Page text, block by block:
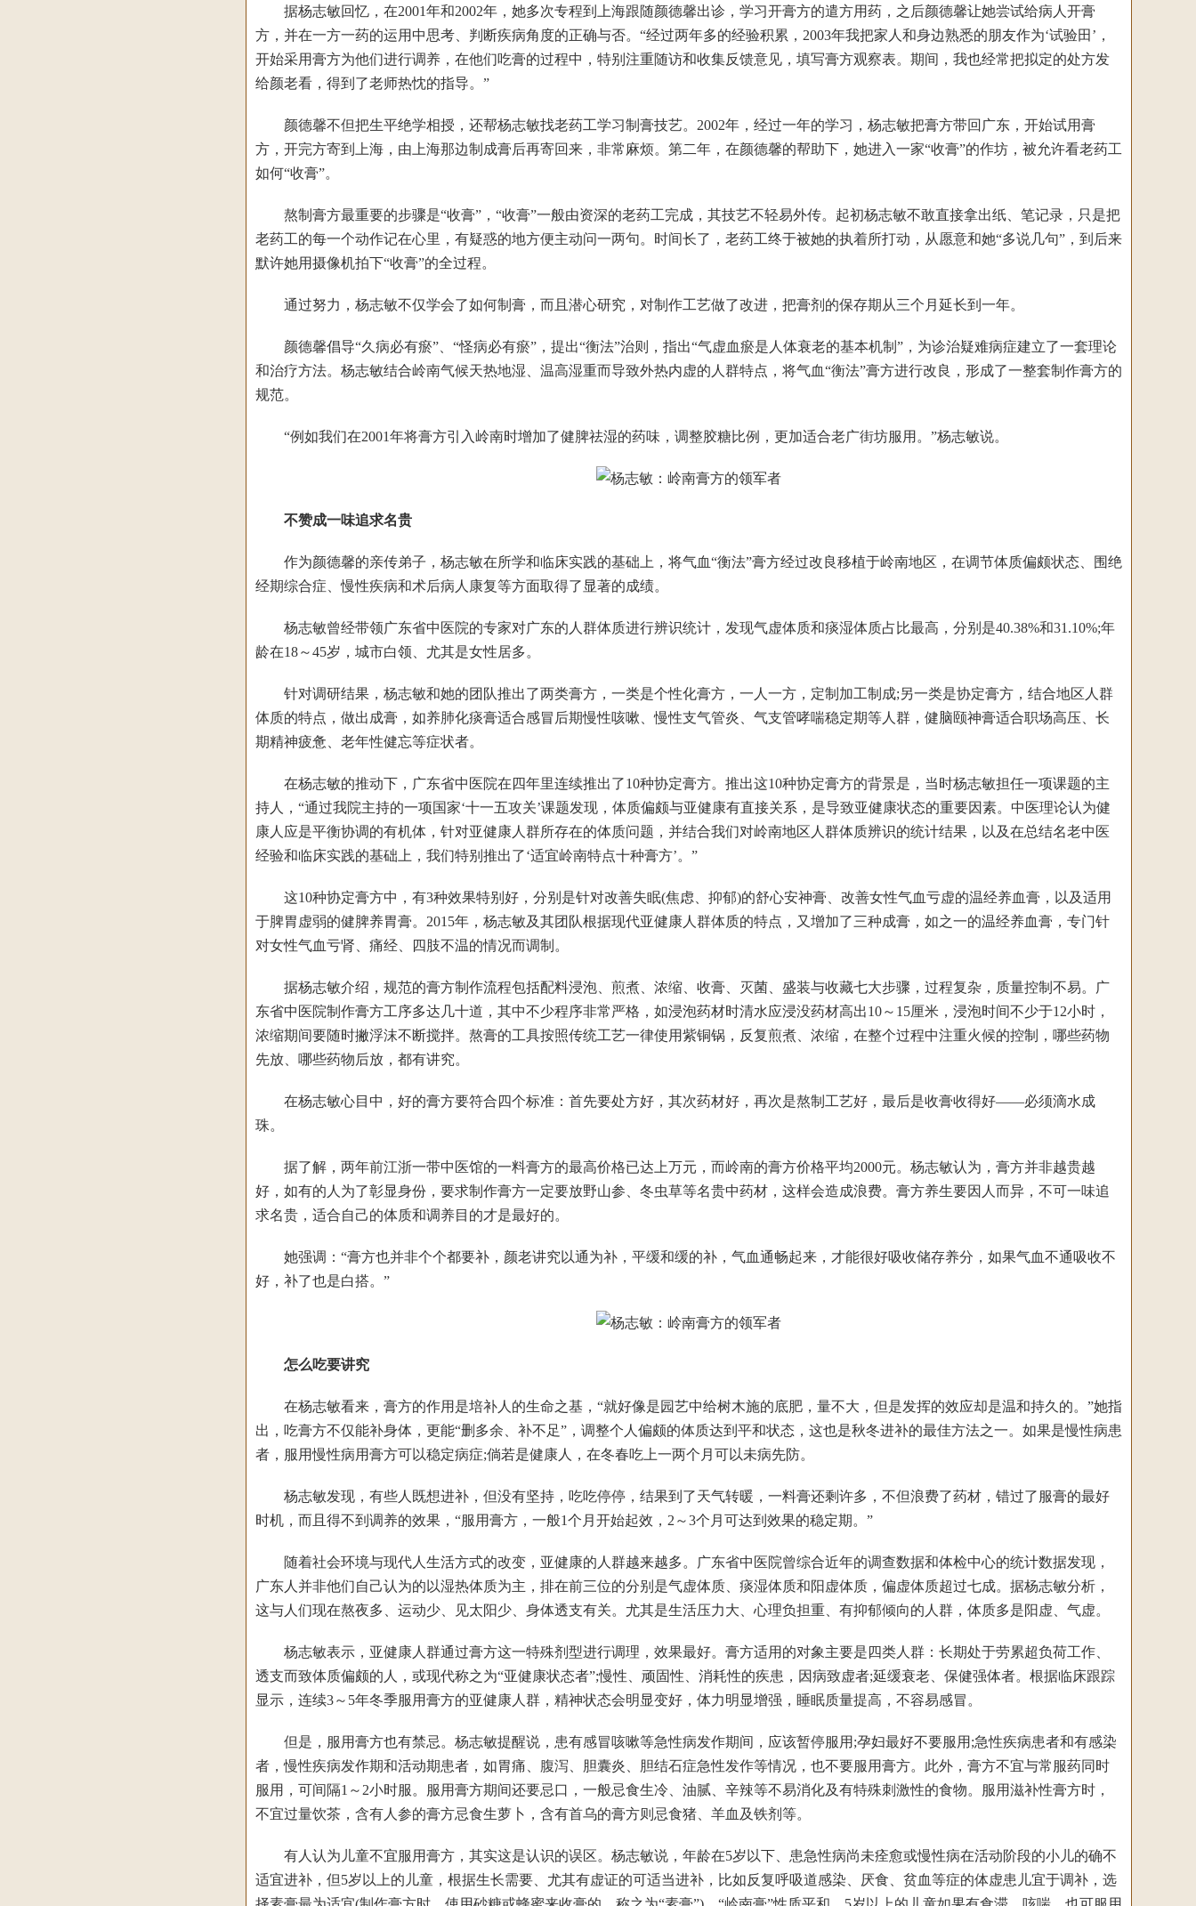
据杨志敏回忆，在2001年和2002年，她多次专程到上海跟随颜德馨出诊，学习开膏方的遣方用药，之后颜德馨让她尝试给病人开膏
方，并在一方一药的运用中思考、判断疾病角度的正确与否。“经过两年多的经验积累，2003年我把家人和身边熟悉的朋友作为‘试验田’，
开始采用膏方为他们进行调养，在他们吃膏的过程中，特别注重随访和收集反馈意见，填写膏方观察表。期间，我也经常把拟定的处方发
给颜老看，得到了老师热忱的指导。”
颜德馨不但把生平绝学相授，还帮杨志敏找老药工学习制膏技艺。2002年，经过一年的学习，杨志敏把膏方带回广东，开始试用膏
方，开完方寄到上海，由上海那边制成膏后再寄回来，非常麻烦。第二年，在颜德馨的帮助下，她进入一家“收膏”的作坊，被允许看老药工
如何“收膏”。
熬制膏方最重要的步骤是“收膏”，“收膏”一般由资深的老药工完成，其技艺不轻易外传。起初杨志敏不敢直接拿出纸、笔记录，只是把
老药工的每一个动作记在心里，有疑惑的地方便主动问一两句。时间长了，老药工终于被她的执着所打动，从愿意和她“多说几句”，到后来
默许她用摄像机拍下“收膏”的全过程。
通过努力，杨志敏不仅学会了如何制膏，而且潜心研究，对制作工艺做了改进，把膏剂的保存期从三个月延长到一年。
颜德馨倡导“久病必有瘀”、“怪病必有瘀”，提出“衡法”治则，指出“气虚血瘀是人体衰老的基本机制”，为诊治疑难病症建立了一套理论
和治疗方法。杨志敏结合岭南气候天热地湿、温高湿重而导致外热内虚的人群特点，将气血“衡法”膏方进行改良，形成了一整套制作膏方的
规范。
“例如我们在2001年将膏方引入岭南时增加了健脾祛湿的药味，调整胶糖比例，更加适合老广街坊服用。”杨志敏说。
不赞成一味追求名贵
作为颜德馨的亲传弟子，杨志敏在所学和临床实践的基础上，将气血“衡法”膏方经过改良移植于岭南地区，在调节体质偏颇状态、围绝
经期综合症、慢性疾病和术后病人康复等方面取得了显著的成绩。
杨志敏曾经带领广东省中医院的专家对广东的人群体质进行辨识统计，发现气虚体质和痰湿体质占比最高，分别是40.38%和31.10%;年
龄在18～45岁，城市白领、尤其是女性居多。
针对调研结果，杨志敏和她的团队推出了两类膏方，一类是个性化膏方，一人一方，定制加工制成;另一类是协定膏方，结合地区人群
体质的特点，做出成膏，如养肺化痰膏适合感冒后期慢性咳嗽、慢性支气管炎、气支管哮喘稳定期等人群，健脑颐神膏适合职场高压、长
期精神疲惫、老年性健忘等症状者。
在杨志敏的推动下，广东省中医院在四年里连续推出了10种协定膏方。推出这10种协定膏方的背景是，当时杨志敏担任一项课题的主
持人，“通过我院主持的一项国家‘十一五攻关’课题发现，体质偏颇与亚健康有直接关系，是导致亚健康状态的重要因素。中医理论认为健
康人应是平衡协调的有机体，针对亚健康人群所存在的体质问题，并结合我们对岭南地区人群体质辨识的统计结果，以及在总结名老中医
经验和临床实践的基础上，我们特别推出了‘适宜岭南特点十种膏方’。”
这10种协定膏方中，有3种效果特别好，分别是针对改善失眠(焦虑、抑郁)的舒心安神膏、改善女性气血亏虚的温经养血膏，以及适用
于脾胃虚弱的健脾养胃膏。2015年，杨志敏及其团队根据现代亚健康人群体质的特点，又增加了三种成膏，如之一的温经养血膏，专门针
对女性气血亏肾、痛经、四肢不温的情况而调制。
据杨志敏介绍，规范的膏方制作流程包括配料浸泡、煎煮、浓缩、收膏、灭菌、盛装与收藏七大步骤，过程复杂，质量控制不易。广
东省中医院制作膏方工序多达几十道，其中不少程序非常严格，如浸泡药材时清水应浸没药材高出10～15厘米，浸泡时间不少于12小时，
浓缩期间要随时撇浮沫不断搅拌。熬膏的工具按照传统工艺一律使用紫铜锅，反复煎煮、浓缩，在整个过程中注重火候的控制，哪些药物
先放、哪些药物后放，都有讲究。
在杨志敏心目中，好的膏方要符合四个标准：首先要处方好，其次药材好，再次是熬制工艺好，最后是收膏收得好——必须滴水成
珠。
据了解，两年前江浙一带中医馆的一料膏方的最高价格已达上万元，而岭南的膏方价格平均2000元。杨志敏认为，膏方并非越贵越
好，如有的人为了彰显身份，要求制作膏方一定要放野山参、冬虫草等名贵中药材，这样会造成浪费。膏方养生要因人而异，不可一味追
求名贵，适合自己的体质和调养目的才是最好的。
她强调：“膏方也并非个个都要补，颜老讲究以通为补，平缓和缓的补，气血通畅起来，才能很好吸收储存养分，如果气血不通吸收不
好，补了也是白搭。”
怎么吃要讲究
在杨志敏看来，膏方的作用是培补人的生命之基，“就好像是园艺中给树木施的底肥，量不大，但是发挥的效应却是温和持久的。”她指
出，吃膏方不仅能补身体，更能“删多余、补不足”，调整个人偏颇的体质达到平和状态，这也是秋冬进补的最佳方法之一。如果是慢性病患
者，服用慢性病用膏方可以稳定病症;倘若是健康人，在冬春吃上一两个月可以未病先防。
杨志敏发现，有些人既想进补，但没有坚持，吃吃停停，结果到了天气转暖，一料膏还剩许多，不但浪费了药材，错过了服膏的最好
时机，而且得不到调养的效果，“服用膏方，一般1个月开始起效，2～3个月可达到效果的稳定期。”
随着社会环境与现代人生活方式的改变，亚健康的人群越来越多。广东省中医院曾综合近年的调查数据和体检中心的统计数据发现，
广东人并非他们自己认为的以湿热体质为主，排在前三位的分别是气虚体质、痰湿体质和阳虚体质，偏虚体质超过七成。据杨志敏分析，
这与人们现在熬夜多、运动少、见太阳少、身体透支有关。尤其是生活压力大、心理负担重、有抑郁倾向的人群，体质多是阳虚、气虚。
杨志敏表示，亚健康人群通过膏方这一特殊剂型进行调理，效果最好。膏方适用的对象主要是四类人群：长期处于劳累超负荷工作、
透支而致体质偏颇的人，或现代称之为“亚健康状态者”;慢性、顽固性、消耗性的疾患，因病致虚者;延缓衰老、保健强体者。根据临床跟踪
显示，连续3～5年冬季服用膏方的亚健康人群，精神状态会明显变好，体力明显增强，睡眠质量提高，不容易感冒。
但是，服用膏方也有禁忌。杨志敏提醒说，患有感冒咳嗽等急性病发作期间，应该暂停服用;孕妇最好不要服用;急性疾病患者和有感染
者，慢性疾病发作期和活动期患者，如胃痛、腹泻、胆囊炎、胆结石症急性发作等情况，也不要服用膏方。此外，膏方不宜与常服药同时
服用，可间隔1～2小时服。服用膏方期间还要忌口，一般忌食生冷、油腻、辛辣等不易消化及有特殊刺激性的食物。服用滋补性膏方时，
不宜过量饮茶，含有人参的膏方忌食生萝卜，含有首乌的膏方则忌食猪、羊血及铁剂等。
有人认为儿童不宜服用膏方，其实这是认识的误区。杨志敏说，年龄在5岁以下、患急性病尚未痊愈或慢性病在活动阶段的小儿的确不
适宜进补，但5岁以上的儿童，根据生长需要、尤其有虚证的可适当进补，比如反复呼吸道感染、厌食、贫血等症的体虚患儿宜于调补，选